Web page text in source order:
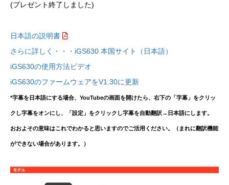
(プレゼント終了しました)
日本語の説明書
さらに詳しく・・・iGS630 本国サイト（日本語）
iGS630の使用方法ビデオ
iGS630のファームウェアをV1.30に更新
*字幕を日本語にする場合、YouTubeの画面を開けたら、右下の「字幕」をクリッ
クし字幕をオンにし、「設定」をクリックし字幕を自動翻訳→日本語にします。
おおよその意味はこれでわかると思いますのでご活用ください。（まれに翻訳機能
ができない場合があります。）